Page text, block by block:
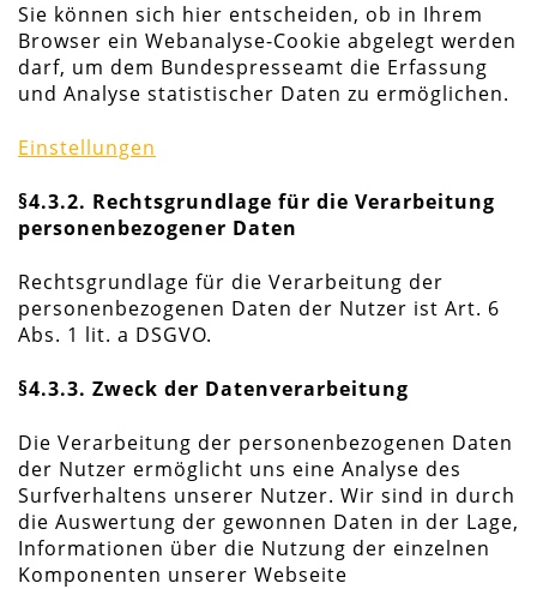
Sie können sich hier entscheiden, ob in Ihrem
Browser ein Webanalyse-Cookie abgelegt werden
darf, um dem Bundespresseamt die Erfassung
und Analyse statistischer Daten zu ermöglichen.
Einstellungen
§4.3.2. Rechtsgrundlage für die Verarbeitung
personenbezogener Daten
Rechtsgrundlage für die Verarbeitung der
personenbezogenen Daten der Nutzer ist Art. 6
Abs. 1 lit. a DSGVO.
§4.3.3. Zweck der Datenverarbeitung
Die Verarbeitung der personenbezogenen Daten
der Nutzer ermöglicht uns eine Analyse des
Surfverhaltens unserer Nutzer. Wir sind in durch
die Auswertung der gewonnen Daten in der Lage,
Informationen über die Nutzung der einzelnen
Komponenten unserer Webseite